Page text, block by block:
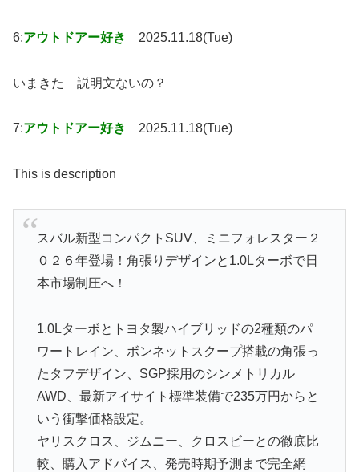
6:アウトドアー好き 2025.11.18(Tue)
いまきた 説明文ないの？
7:アウトドアー好き 2025.11.18(Tue)
This is description
スバル新型コンパクトSUV、ミニフォレスター２
０２６年登場！角張りデザインと1.0Lターボで日
本市場制圧へ！
1.0Lターボとトヨタ製ハイブリッドの2種類のパ
ワートレイン、ボンネットスクープ搭載の角張っ
たタフデザイン、SGP採用のシンメトリカル
AWD、最新アイサイト標準装備で235万円からと
いう衝撃価格設定。
ヤリスクロス、ジムニー、クロスビーとの徹底比
較、購入アドバイス、発売時期予測まで完全網